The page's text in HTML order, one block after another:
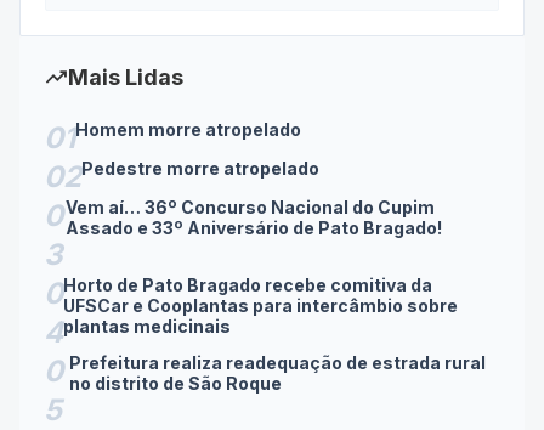
trending_upMais Lidas
01Homem morre atropelado
02Pedestre morre atropelado
0
3
Vem aí… 36º Concurso Nacional do Cupim
Assado e 33º Aniversário de Pato Bragado!
0
4
Horto de Pato Bragado recebe comitiva da
UFSCar e Cooplantas para intercâmbio sobre
plantas medicinais
0
5
Prefeitura realiza readequação de estrada rural
no distrito de São Roque